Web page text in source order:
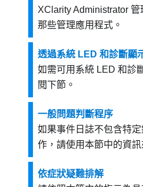
XClarity Administrator 管
那些管理應用程式。
透過系統 LED 和診斷顯
如需可用系統 LED 和診
閱下節。
一般問題判斷程序
如果事件日誌不包含特
作，請使用本節中的資訊
依症狀疑難排解